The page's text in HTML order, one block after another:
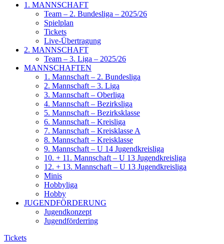
1. MANNSCHAFT
Team – 2. Bundesliga – 2025/26
Spielplan
Tickets
Live-Übertragung
2. MANNSCHAFT
Team – 3. Liga – 2025/26
MANNSCHAFTEN
1. Mannschaft – 2. Bundesliga
2. Mannschaft – 3. Liga
3. Mannschaft – Oberliga
4. Mannschaft – Bezirksliga
5. Mannschaft – Bezirksklasse
6. Mannschaft – Kreisliga
7. Mannschaft – Kreisklasse A
8. Mannschaft – Kreisklasse
9. Mannschaft – U 14 Jugendkreisliga
10. + 11. Mannschaft – U 13 Jugendkreisliga
12. + 13. Mannschaft – U 13 Jugendkreisliga
Minis
Hobbyliga
Hobby
JUGENDFÖRDERUNG
Jugendkonzept
Jugendförderring
Tickets